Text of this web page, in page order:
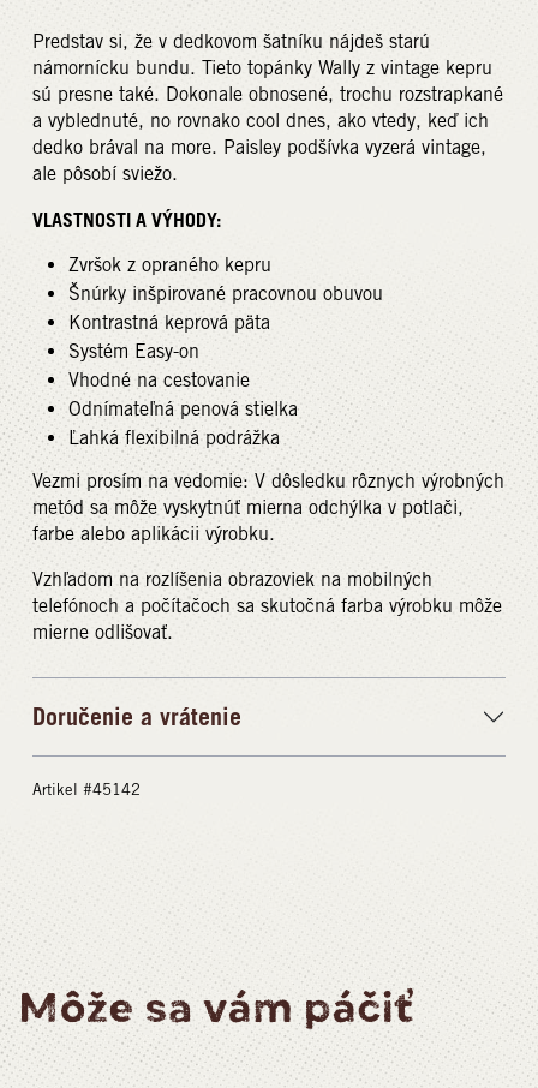
Predstav si, že v dedkovom šatníku nájdeš starú
námornícku bundu. Tieto topánky Wally z vintage kepru
sú presne také. Dokonale obnosené, trochu rozstrapkané
a vyblednuté, no rovnako cool dnes, ako vtedy, keď ich
dedko brával na more. Paisley podšívka vyzerá vintage,
ale pôsobí sviežo.
VLASTNOSTI A VÝHODY:
Zvršok z opraného kepru
Šnúrky inšpirované pracovnou obuvou
Kontrastná keprová päta
Systém Easy-on
Vhodné na cestovanie
Odnímateľná penová stielka
Ľahká flexibilná podrážka
Vezmi prosím na vedomie: V dôsledku rôznych výrobných
metód sa môže vyskytnúť mierna odchýlka v potlači,
farbe alebo aplikácii výrobku.
Vzhľadom na rozlíšenia obrazoviek na mobilných
telefónoch a počítačoch sa skutočná farba výrobku môže
mierne odlišovať.
Doručenie a vrátenie
Artikel #45142
Môže sa vám páčiť